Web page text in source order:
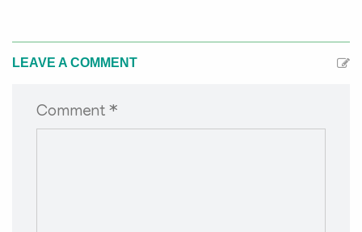
LEAVE A COMMENT
Comment *